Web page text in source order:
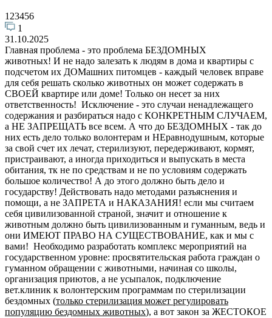
123456
1
31.10.2025
Главная проблема - это проблема БЕЗДОМНЫХ
животных! И не надо залезать к людям в дома и квартиры с
подсчетом их ДОМашних питомцев - каждый человек вправе
для себя решать сколько животных он может содержать в
СВОЕЙ квартире или доме! Только он несет за них
ответственность! Исключение - это случаи ненадлежащего
содержания и разбираться надо с КОНКРЕТНЫМ СЛУЧАЕМ,
а НЕ ЗАПРЕЩАТЬ все всем. А что до БЕЗДОМНЫХ - так до
них есть дело только волонтерам и НЕравнодушным, которые
за свой счет их лечат, стерилизуют, передерживают, кормят,
пристраивают, а иногда приходиться и выпускать в места
обитания, тк не по средствам и не по условиям содержать
большое количество! А до этого должно быть дело и
государству! Действовать надо методами разъяснения и
помощи, а не ЗАПРЕТА и НАКАЗАНИЯ! если мы считаем
себя цивилизованной страной, значит и отношение к
животным должно быть цивилизованным и гуманным, ведь и
они ИМЕЮТ ПРАВО НА СУЩЕСТВОВАНИЕ, как и мы с
вами! Необходимо разработать комплекс мероприятий на
государственном уровне: просвятительская работа граждан о
гуманном обращении с животными, начиная со школы,
организация приютов, а не усыпалок, подключение
вет.клиник к волонтерским программам по стерилизации
бездомных (только стерилизация может регулировать
популяцию бездомных животных), а вот закон за ЖЕСТОКОЕ